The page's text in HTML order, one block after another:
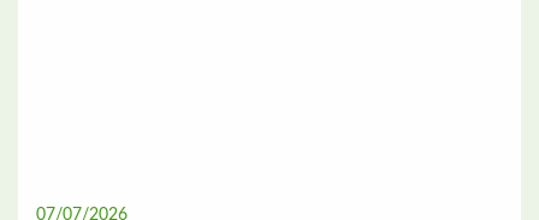
07/07/2026